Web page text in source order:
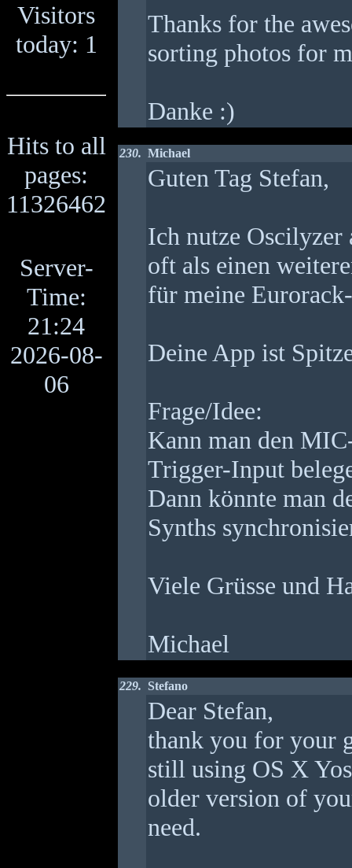
Visitors
today: 1
Hits to all
pages:
11326462
Server-
Time:
21:24
2026-08-
06
Thanks for the
sorting photos for
Danke :)
230. Michael
Guten Tag Stefan,
Ich nutze
oft als einen
für meine
Deine App ist
Frage/Idee:
Kann man den
Trigger-Input
Dann könnte man
Synths
Viele Grüsse und
Michael
229. Stefano
Dear Stefan,
thank you for your
still using OS X
older version of
need.